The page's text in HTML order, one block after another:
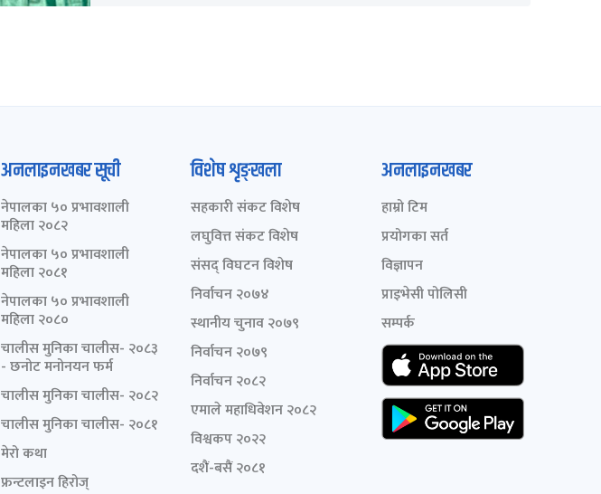
अनलाइनखबर सूची
नेपालका ५० प्रभावशाली
महिला २०८२
नेपालका ५० प्रभावशाली
महिला २०८१
नेपालका ५० प्रभावशाली
महिला २०८०
चालीस मुनिका चालीस- २०८३
- छनोट मनोनयन फर्म
चालीस मुनिका चालीस- २०८२
चालीस मुनिका चालीस- २०८१
मेरो कथा
फ्रन्टलाइन हिरोज्
विशेष शृङ्खला
सहकारी संकट विशेष
लघुवित्त संकट विशेष
संसद् विघटन विशेष
निर्वाचन २०७४
स्थानीय चुनाव २०७९
निर्वाचन २०७९
निर्वाचन २०८२
एमाले महाधिवेशन २०८२
विश्वकप २०२२
दशैं-बसैं २०८१
अनलाइनखबर
हाम्रो टिम
प्रयोगका सर्त
विज्ञापन
प्राइभेसी पोलिसी
सम्पर्क